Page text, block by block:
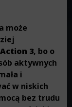
może
3, bo o
aktywnych
i
w niskich
bez trudu